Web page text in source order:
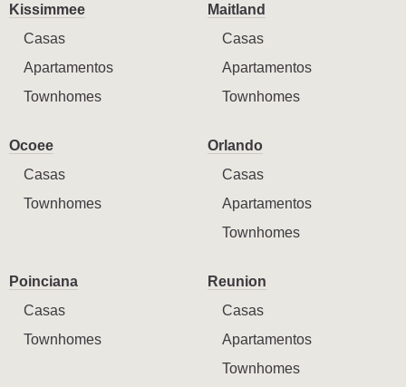
Kissimmee
Casas
Apartamentos
Townhomes
Maitland
Casas
Apartamentos
Townhomes
Ocoee
Casas
Townhomes
Orlando
Casas
Apartamentos
Townhomes
Poinciana
Casas
Townhomes
Reunion
Casas
Apartamentos
Townhomes